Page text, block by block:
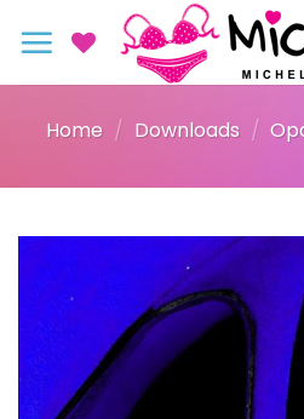
naar
Home / Downloads /